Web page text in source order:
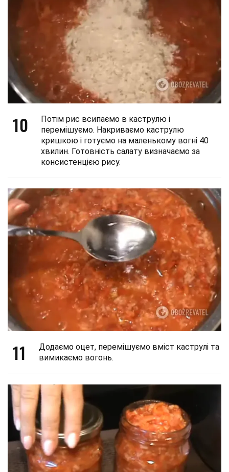
10
Потім рис всипаємо в каструлю і
перемішуємо. Накриваємо каструлю
кришкою і готуємо на маленькому вогні 40
хвилин. Готовність салату визначаємо за
консистенцією рису.
11
Додаємо оцет, перемішуємо вміст каструлі та
вимикаємо вогонь.